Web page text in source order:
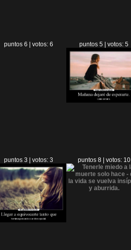
puntos 6 | votos: 6 puntos 5 | votos: 5
puntos 3 | votos: 3 puntos 8 | votos: 10